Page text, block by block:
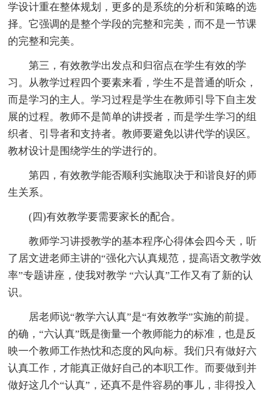
学设计重在整体规划，更多的是系统的分析和策略的选
择。它强调的是整个学段的完整和完美，而不是一节课
的完整和完美。
第三，有效教学出发点和归宿点在学生有效的学
习。从教学过程四个要素来看，学生不是普通的听众，
而是学习的主人。学习过程是学生在教师引导下自主发
展的过程。教师不是简单的讲授者，而是学生学习的组
织者、引导者和支持者。教师要避免以讲代学的误区。
教材设计是围绕学生的学进行的。
第四，有效教学能否顺利实施取决于和谐良好的师
生关系。
(四)有效教学要需要家长的配合。
教师学习讲授教学的基本程序心得体会四今天，听
了居文进老师主讲的“强化六认真规范，提高语文教学效
率”专题讲座，使我对教学 “六认真”工作又有了新的认
识。
居老师说“教学六认真”是“有效教学”实施的前提。
的确，“六认真”既是衡量一个教师能力的标准，也是反
映一个教师工作热忱和态度的风向标。我们只有做好六
认真工作，才能真正做好自己的本职工作。而要做到并
做好这几个“认真”，还真不是件容易的事儿，非得投入